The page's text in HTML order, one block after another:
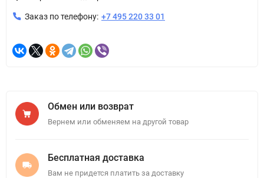
Заказ по телефону: +7 495 220 33 01
Обмен или возврат
Вернем или обменяем на другой товар
Бесплатная доставка
Вам не придется платить за доставку